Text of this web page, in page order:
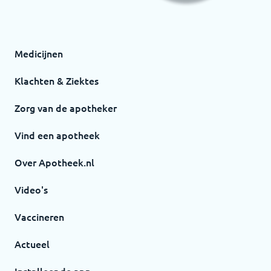
Medicijnen
Klachten & Ziektes
Zorg van de apotheker
Vind een apotheek
Over Apotheek.nl
Video's
Vaccineren
Actueel